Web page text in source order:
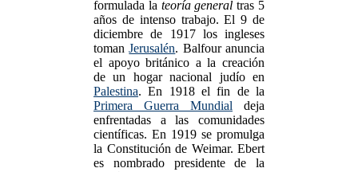
formulada la teoría general tras 5
años de intenso trabajo. El 9 de
diciembre de 1917 los ingleses
tomanJerusalén. Balfour anuncia
el apoyo británico a la creación
de un hogar nacional judío en
Palestina. En 1918 el fin de la
Primera Guerra Mundial deja
enfrentadas a las comunidades
científicas. En 1919 se promulga
la Constitución de Weimar. Ebert
es nombrado presidente de la